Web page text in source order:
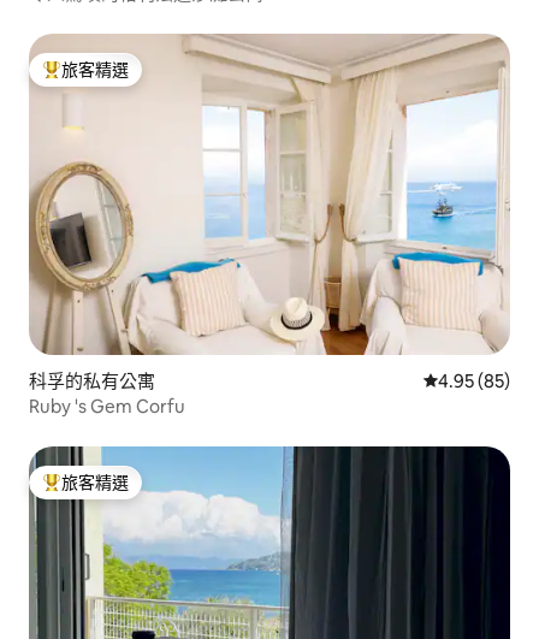
旅客精選榜首
旅客精選
科孚的私有公寓 從 85 則評價
4.95 (85)
Ruby 's Gem Corfu
旅客精選榜首
旅客精選